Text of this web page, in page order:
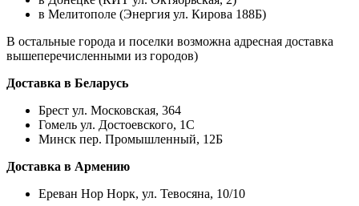
в Мелитополе (Энергия ул. Кирова 188Б)
В остальные города и поселки возможна адресная доставка
вышеперечисленными из городов)
Доставка в Беларусь
Брест ул. Московская, 364
Гомель ул. Достоевского, 1С
Минск пер. Промышленный, 12Б
Доставка в Армению
Ереван Нор Норк, ул. Тевосяна, 10/10